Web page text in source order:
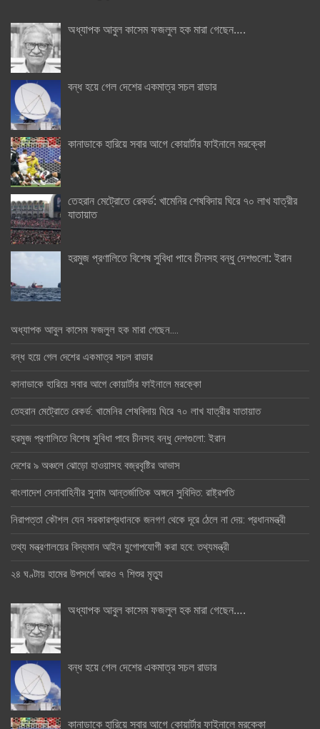
অধ্যাপক আবুল কাসেম ফজলুল হক মারা গেছেন….
বন্ধ হয়ে গেল দেশের একমাত্র সচল রাডার
কানাডাকে হারিয়ে সবার আগে কোয়ার্টার ফাইনালে মরক্কো
তেহরান মেট্রোতে রেকর্ড: খামেনির শেষবিদায় ঘিরে ৭০ লাখ যাত্রীর
যাতায়াত
হরমুজ প্রণালিতে বিশেষ সুবিধা পাবে চীনসহ বন্ধু দেশগুলো: ইরান
অধ্যাপক আবুল কাসেম ফজলুল হক মারা গেছেন….
বন্ধ হয়ে গেল দেশের একমাত্র সচল রাডার
কানাডাকে হারিয়ে সবার আগে কোয়ার্টার ফাইনালে মরক্কো
তেহরান মেট্রোতে রেকর্ড: খামেনির শেষবিদায় ঘিরে ৭০ লাখ যাত্রীর যাতায়াত
হরমুজ প্রণালিতে বিশেষ সুবিধা পাবে চীনসহ বন্ধু দেশগুলো: ইরান
দেশের ৯ অঞ্চলে ঝোড়ো হাওয়াসহ বজ্রবৃষ্টির আভাস
বাংলাদেশ সেনাবাহিনীর সুনাম আন্তর্জাতিক অঙ্গনে সুবিদিত: রাষ্ট্রপতি
নিরাপত্তা কৌশল যেন সরকারপ্রধানকে জনগণ থেকে দূরে ঠেলে না দেয়: প্রধানমন্ত্রী
তথ্য মন্ত্রণালয়ের বিদ্যমান আইন যুগোপযোগী করা হবে: তথ্যমন্ত্রী
২৪ ঘণ্টায় হামের উপসর্গে আরও ৭ শিশুর মৃত্যু
অধ্যাপক আবুল কাসেম ফজলুল হক মারা গেছেন….
বন্ধ হয়ে গেল দেশের একমাত্র সচল রাডার
কানাডাকে হারিয়ে সবার আগে কোয়ার্টার ফাইনালে মরক্কো